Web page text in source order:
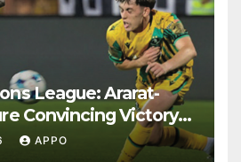
League: Ararat-
Convincing Victory
Rovers 2-0
APPO